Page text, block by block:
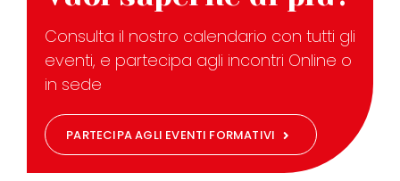
Consulta il nostro calendario con tutti gli
eventi, e partecipa agli incontri Online o
in sede
PARTECIPA AGLI EVENTI FORMATIVI